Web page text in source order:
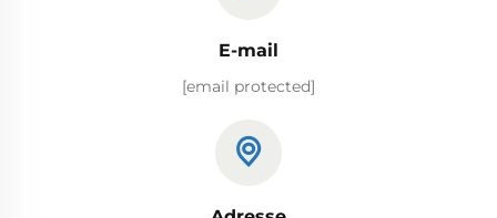
E-mail
[email protected]